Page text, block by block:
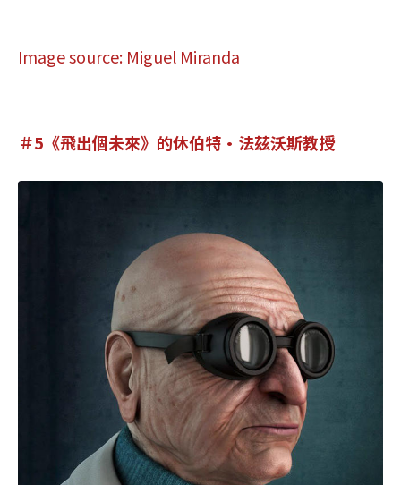
Image source: Miguel Miranda
＃5《飛出個未來》的休伯特•法茲沃斯教授